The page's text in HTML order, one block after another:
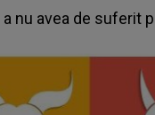
nu avea de suferit